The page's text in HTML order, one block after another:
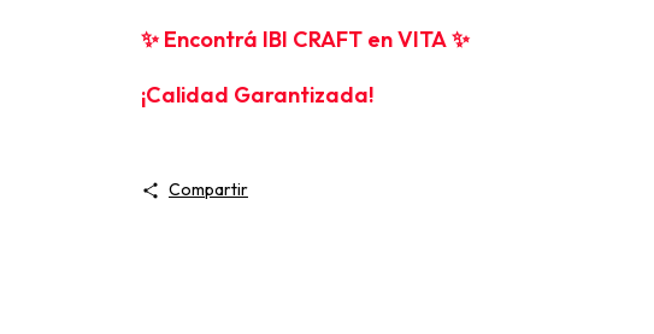
✨ Encontrá IBI CRAFT en VITA ✨
¡Calidad Garantizada!
Compartir